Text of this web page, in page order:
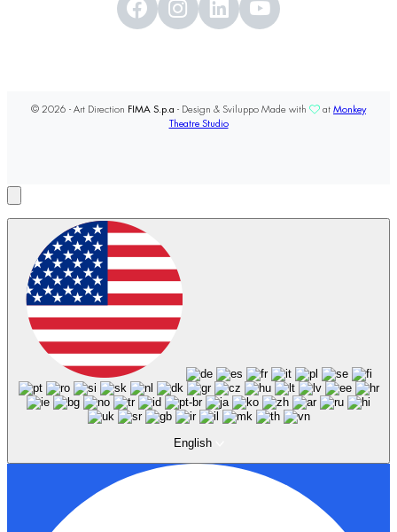
© 2026 - Art Direction FIMA S.p.a - Design & Sviluppo Made with at Monkey
Theatre Studio
English